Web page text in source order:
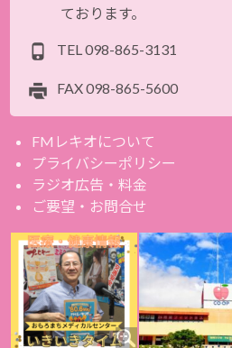
ております。
TEL098-865-3131
FAX098-865-5600
FMレキオについて
プライバシーポリシー
ラジオ広告・料金
ご要望・お問合せ